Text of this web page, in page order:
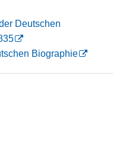
Deutschen
Biographie